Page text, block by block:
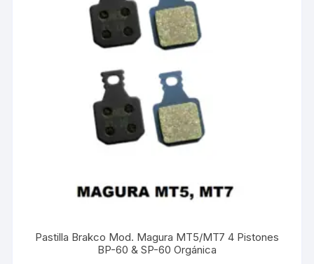
Pastilla Brakco Mod. Magura MT5/MT7 4 Pistones
BP-60 & SP-60 Orgánica